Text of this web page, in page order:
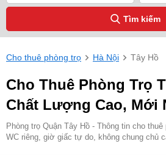
Tìm kiếm
Cho thuê phòng trọ Hà Nội Tây Hồ
Cho Thuê Phòng Trọ
Chất Lượng Cao, Mới
Phòng trọ Quận Tây Hồ - Thông tin cho
WC riêng, giờ giấc tự do, không chung chủ